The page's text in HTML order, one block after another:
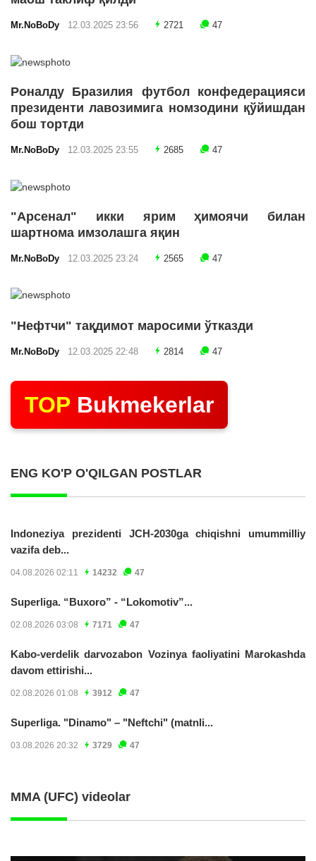
Mr.NoBoDy 12.03.2025 23:56 2721 47
Роналду Бразилия футбол конфедерацияси
президенти лавозимига номзодини қўйишдан
бош тортди
Mr.NoBoDy 12.03.2025 23:55 2685 47
"Арсенал" икки ярим ҳимоячи билан
шартнома имзолашга яқин
Mr.NoBoDy 12.03.2025 23:24 2565 47
"Нефтчи" тақдимот маросими ўтказди
Mr.NoBoDy 12.03.2025 22:48 2814 47
TOP Bukmekerlar
ENG KO'P O'QILGAN POSTLAR
Indoneziya prezidenti JCH-2030ga chiqishni umummilliy
vazifa deb...
04.08.2026 02:11 14232 47
Superliga. “Buxoro” - “Lokomotiv”...
02.08.2026 03:08 7171 47
Kabo-verdelik darvozabon Vozinya faoliyatini Marokashda
davom ettirishi...
02.08.2026 01:08 3912 47
Superliga. "Dinamo" – "Neftchi" (matnli...
03.08.2026 20:32 3729 47
MMA (UFC) videolar